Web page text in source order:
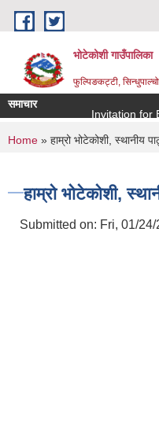
Skip to main content
भोटेकोशी गाउँपालिका
फुल्पिङकट्टी,
समाचार
Invitation for E-
You are here
Home » हाम्रो भोटेकोशी, स्थानीय
हाम्रो भोटेकोशी,
Submitted on: Fri, 01/